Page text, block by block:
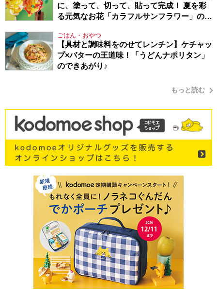
に、塗って、切って、貼って完成！ 夏を彩
る元気なお花「カラフルサンフラワー」の作
ごはん・おやつ
【具材と調味料をのせてレンチン】ケチャッ
プ×バターの王道味！「うどんナポリタン」
のできあがり♪
もっと読む